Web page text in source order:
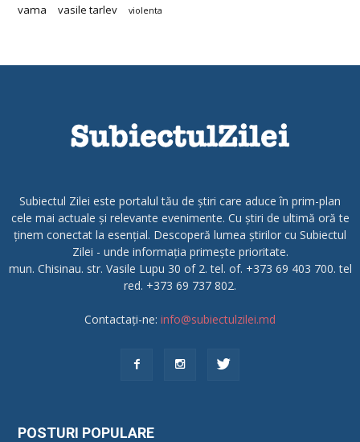
vama vasile tarlev violenta
Subiectul Zilei este portalul tău de știri care aduce în prim-plan
cele mai actuale și relevante evenimente. Cu știri de ultimă oră te
ținem conectat la esențial. Descoperă lumea știrilor cu Subiectul
Zilei - unde informația primește prioritate.
mun. Chisinau. str. Vasile Lupu 30 of 2. tel. of. +373 69 403 700. tel
red. +373 69 737 802.
Contactați-ne: info@subiectulzilei.md
POSTURI POPULARE